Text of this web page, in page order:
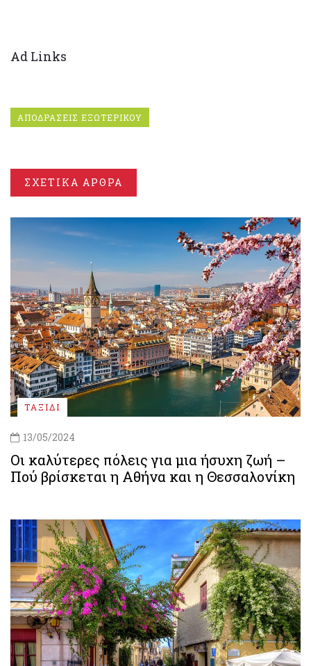
Ad Links
ΑΠΟΔΡΑΣΕΙΣ ΕΞΩΤΕΡΙΚΟΥ
ΣΧΕΤΙΚΑ ΑΡΘΡΑ
ΤΑΞΙΔΙ
13/05/2024
Οι καλύτερες πόλεις για μια ήσυχη ζωή –
Πού βρίσκεται η Αθήνα και η Θεσσαλονίκη